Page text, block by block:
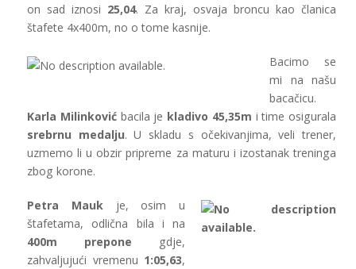
on sad iznosi 25,04. Za kraj, osvaja broncu kao članica
štafete 4x400m, no o tome kasnije.
Bacimo se
mi na našu
bacačicu.
Karla Milinkovićbacila je kladivo 45,35m i time osigurala
srebrnu medalju. U skladu s očekivanjima, veli trener,
uzmemo li u obzir pripreme za maturu i izostanak treninga
zbog korone.
Petra Mauk je, osim u
štafetama, odlična bila i na
400m prepone gdje,
zahvaljujući vremenu 1:05,63,